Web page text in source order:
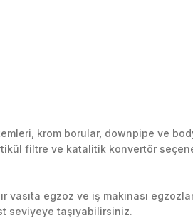
krom borular, downpipe ve
filtre ve katalitik konvertör
vasıta egzoz ve iş makinası
seviyeye taşıyabilirsiniz.